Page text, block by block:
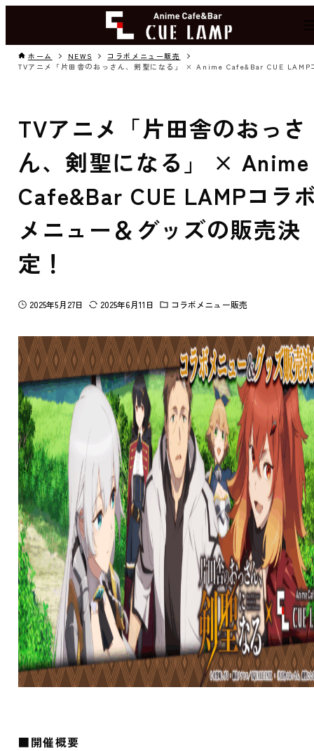
ホーム NEWS コラボメニュー販売
TVアニメ「片田舎のおっさ
ん、剣聖になる」 × Anime
Cafe&Bar CUE LAMPコラ
メニュー＆グッズの販売決
定！
2025年5月27日 2025年6月11日 コラボメニュー販売
■開催概要